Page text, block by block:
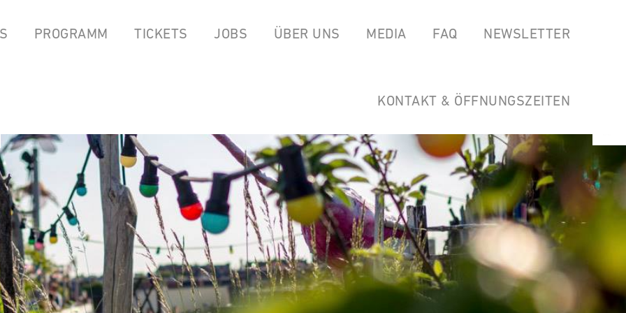
PROGRAMM TICKETS JOBS ÜBER UNS MEDIA FAQ NEWSLETTER
KONTAKT & ÖFFNUNGSZEITEN